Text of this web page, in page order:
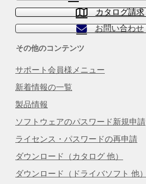
カタログ請求
お問い合わせ
その他のコンテンツ
サポート会員様メニュー
新着情報の一覧
製品情報
ソフトウェアのパスワード新規申請
ライセンス・パスワードの再申請
ダウンロード（カタログ 他）
ダウンロード（ドライバソフト 他）